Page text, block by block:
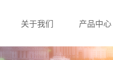
关于我们 产品中心